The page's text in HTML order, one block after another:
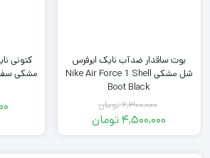
بوت ساقدار ضدآب نایک ایرفرس
شل مشکی Nike Air Force 1 Shell
Boot Black
6,300,000تومان
قیمت4,500,000 تومان